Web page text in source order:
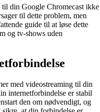
din Google Chromecast ikke
til dette problem, men
guide til at løse dette
og tv-shows uden
med videostreaming til din
internetforbindelse er stabil
den om nødvendigt, og